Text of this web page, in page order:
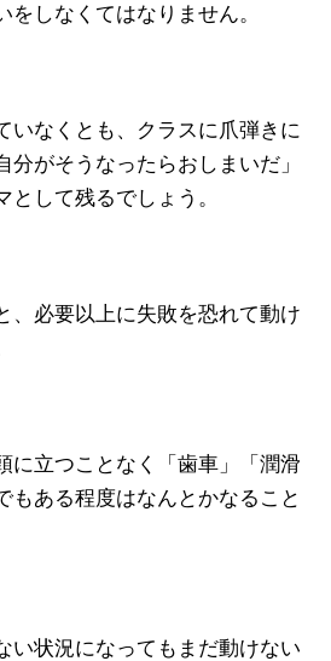
しなくてはなりません。
いなくとも、クラスに爪弾きに
分がそうなったらおしまいだ」
として残るでしょう。
、必要以上に失敗を恐れて動け
に立つことなく「歯車」「潤滑
もある程度はなんとかなること
い状況になってもまだ動けない